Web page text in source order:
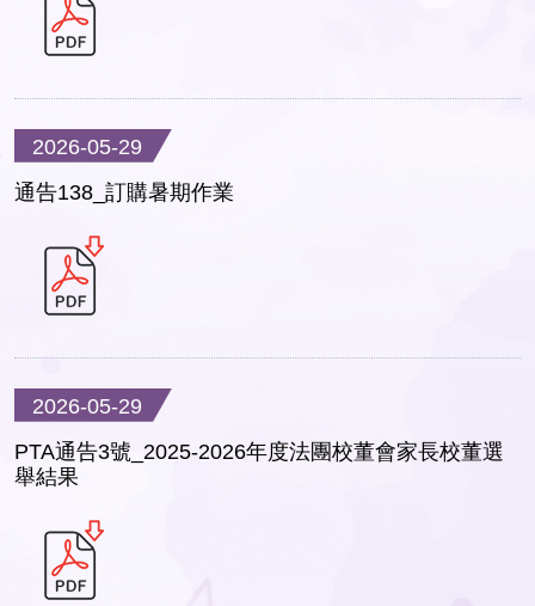
2026-05-29
通告138_訂購暑期作業
2026-05-29
PTA通告3號_2025-2026年度法團校董會家長校董選
舉結果